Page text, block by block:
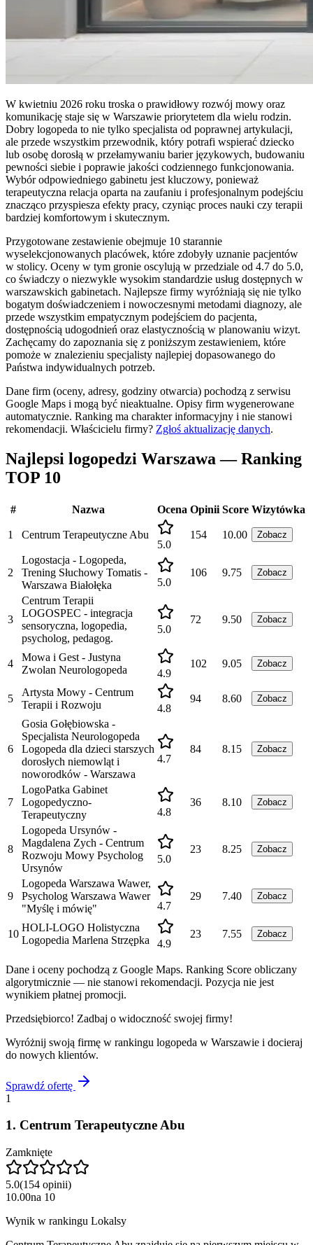
W kwietniu 2026 roku troska o prawidłowy rozwój mowy oraz
komunikację staje się w Warszawie priorytetem dla wielu rodzin.
Dobry logopeda to nie tylko specjalista od poprawnej artykulacji,
ale przede wszystkim przewodnik, który potrafi wspierać dziecko
lub osobę dorosłą w przełamywaniu barier językowych, budowaniu
pewności siebie i poprawie jakości codziennego funkcjonowania.
Wybór odpowiedniego gabinetu jest kluczowy, ponieważ
terapeutyczna relacja oparta na zaufaniu i profesjonalnym podejściu
znacząco przyspiesza efekty pracy, czyniąc proces nauki czy terapii
bardziej komfortowym i skutecznym.
Przygotowane zestawienie obejmuje 10 starannie
wyselekcjonowanych placówek, które zdobyły uznanie pacjentów
w stolicy. Oceny w tym gronie oscylują w przedziale od 4.7 do 5.0,
co świadczy o niezwykle wysokim standardzie usług dostępnych w
warszawskich gabinetach. Najlepsze firmy wyróżniają się nie tylko
bogatym doświadczeniem i nowoczesnymi metodami diagnozy, ale
przede wszystkim empatycznym podejściem do pacjenta,
dostępnością udogodnień oraz elastycznością w planowaniu wizyt.
Zachęcamy do zapoznania się z poniższym zestawieniem, które
pomoże w znalezieniu specjalisty najlepiej dopasowanego do
Państwa indywidualnych potrzeb.
Dane firm (oceny, adresy, godziny otwarcia) pochodzą z serwisu
Google Maps i mogą być nieaktualne. Opisy firm wygenerowane
automatycznie. Ranking ma charakter informacyjny i nie stanowi
rekomendacji. Właścicielu firmy? Zgłoś aktualizację danych.
Najlepsi logopedzi Warszawa — Ranking
TOP 10
# Nazwa Ocena Opinii Score Wizytówka
1
Centrum Terapeutyczne Abu
5.0
154 10.00 Zobacz
2
Logostacja - Logopeda,
Trening Słuchowy Tomatis -
Warszawa Białołęka
5.0
106 9.75 Zobacz
3
Centrum Terapii
LOGOSPEC - integracja
sensoryczna, logopedia,
psycholog, pedagog.
5.0
72 9.50 Zobacz
4
Mowa i Gest - Justyna
Zwolan Neurologopeda
4.9
102 9.05 Zobacz
5
Artysta Mowy - Centrum
Terapii i Rozwoju
4.8
94 8.60 Zobacz
6
Gosia Gołębiowska -
Specjalista Neurologopeda
Logopeda dla dzieci starszych
dorosłych niemowląt i
noworodków - Warszawa
4.7
84 8.15 Zobacz
7
LogoPatka Gabinet
Logopedyczno-
Terapeutyczny
4.8
36 8.10 Zobacz
8
Logopeda Ursynów -
Magdalena Zych - Centrum
Rozwoju Mowy Psycholog
Ursynów
5.0
23 8.25 Zobacz
9
Logopeda Warszawa Wawer,
Psycholog Warszawa Wawer
"Myślę i mówię"
4.7
29 7.40 Zobacz
10
HOLI-LOGO Holistyczna
Logopedia Marlena Strzępka
4.9
23 7.55 Zobacz
Dane i oceny pochodzą z Google Maps. Ranking Score obliczany
algorytmicznie — nie stanowi rekomendacji. Pozycja nie jest
wynikiem płatnej promocji.
Przedsiębiorco! Zadbaj o widoczność swojej firmy!
Wyróżnij swoją firmę w rankingu logopeda w Warszawie i docieraj
do nowych klientów.
Sprawdź ofertę
1
1. Centrum Terapeutyczne Abu
Zamknięte
5.0(154 opinii)
10.00na 10
Wynik w rankingu Lokalsy